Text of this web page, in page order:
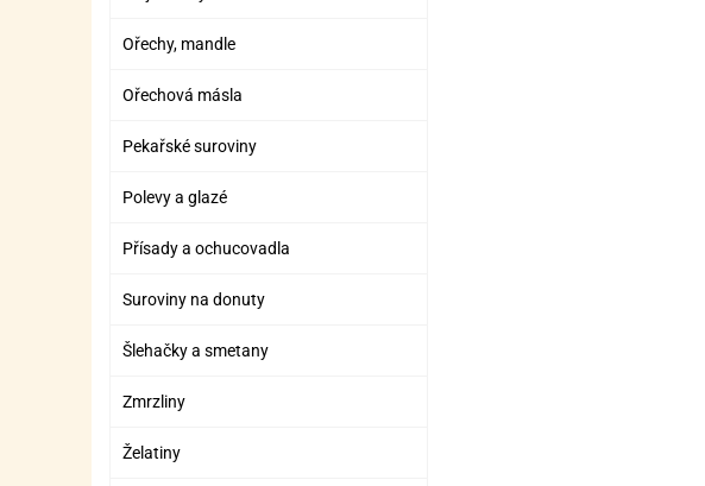
Ořechy, mandle
Ořechová másla
Pekařské suroviny
Polevy a glazé
Přísady a ochucovadla
Suroviny na donuty
Šlehačky a smetany
Zmrzliny
Želatiny